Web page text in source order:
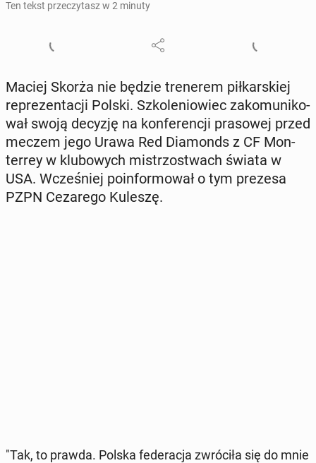
Ten tekst przeczytasz w 2 minuty
Maciej Skorża nie będzie tre­ne­rem pił­kar­skiej
re­pre­zen­ta­cji Polski. Szko­le­nio­wiec za­ko­mu­ni­ko­
wał swoją decyzję na kon­fe­ren­cji pra­so­wej przed
meczem jego Urawa Red Dia­monds z CF Mon­
ter­rey w klu­bo­wych mi­strzo­stwach świata w
USA. Wcze­śniej po­in­for­mo­wał o tym prezesa
PZPN Ce­za­re­go Kuleszę.
"Tak, to prawda. Polska fe­de­ra­cja zwró­ci­ła się do mnie